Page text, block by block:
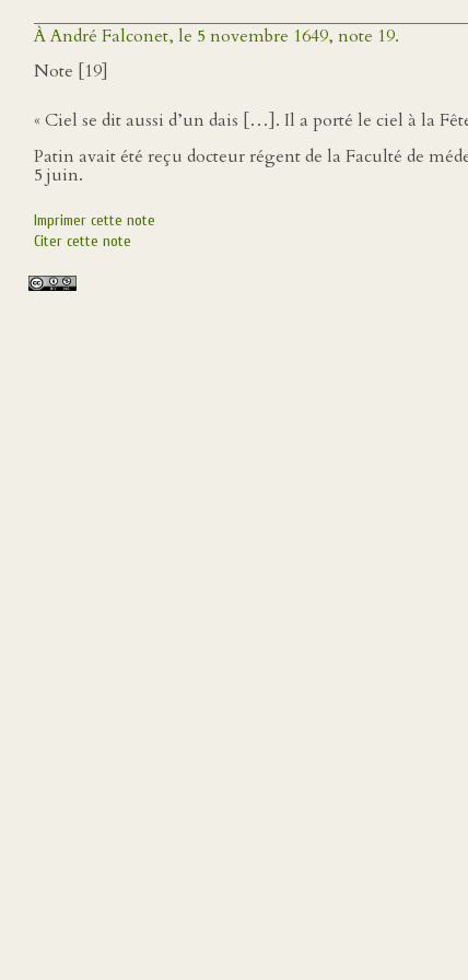
À André Falconet, le 5 novembre 1649, note 19.
Note [19]
« Ciel se dit aussi d’un dais […]. Il a porté le ciel à la
Patin avait été reçu docteur régent de la Faculté de
5 juin.
Imprimer cette note
Citer cette note